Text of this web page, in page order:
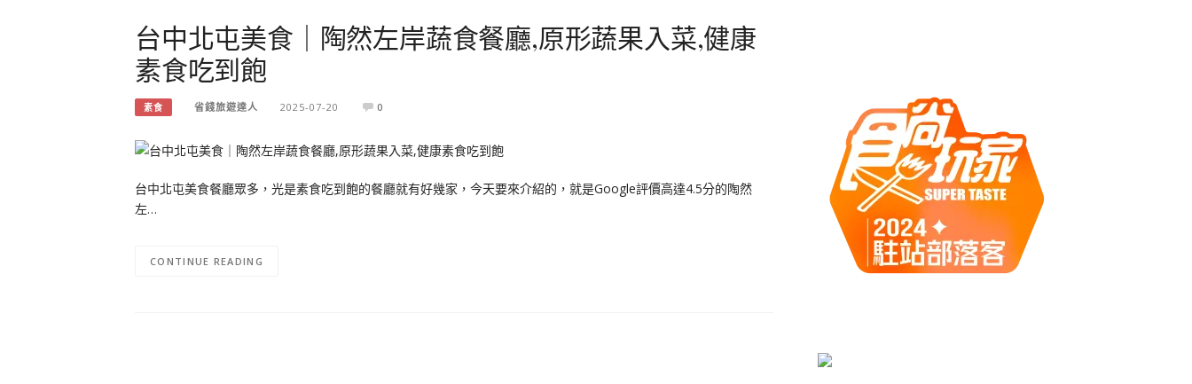
台中北屯美食｜陶然左岸蔬食餐廳,原形蔬果入菜,健康
素食吃到飽
素食 省錢旅遊達人 2025-07-20 0
台中北屯美食餐廳眾多，光是素食吃到飽的餐廳就有好幾家，今天要來介紹的，就是Google評價高達4.5分的陶然
左…
CONTINUE READING